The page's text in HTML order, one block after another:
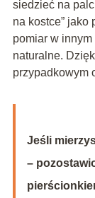
siedzieć na
na kostce” jako
pomiar w
naturalne.
przypadkowym
Jeśli
–